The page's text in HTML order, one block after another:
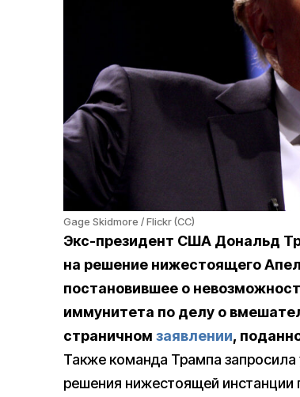
Gage Skidmore / Flickr (CC)
Экс-президент США Дональд
на решение нижестоящего
постановившее о
иммунитета по делу о
страничном заявлении,
Также команда Трампа запросила
решения нижестоящей инстанции